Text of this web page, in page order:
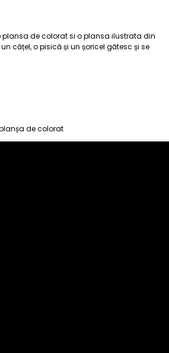
de colorat si o plansa ilustrata din
cățel, o pisică și un șoricel gătesc și se
de colorat